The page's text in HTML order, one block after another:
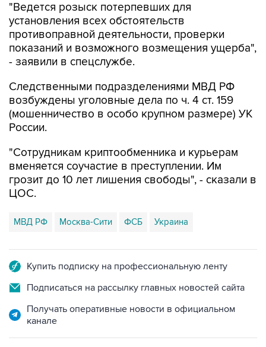
"Ведется розыск потерпевших для
установления всех обстоятельств
противоправной деятельности, проверки
показаний и возможного возмещения ущерба",
- заявили в спецслужбе.
Следственными подразделениями МВД РФ
возбуждены уголовные дела по ч. 4 ст. 159
(мошенничество в особо крупном размере) УК
России.
"Сотрудникам криптообменника и курьерам
вменяется соучастие в преступлении. Им
грозит до 10 лет лишения свободы", - сказали в
ЦОС.
МВД РФ Москва-Сити ФСБ Украина
Купить подписку на профессиональную ленту
Подписаться на рассылку главных новостей сайта
Получать оперативные новости в официальном
канале